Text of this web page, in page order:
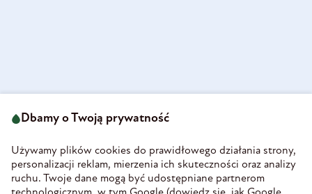
58-160 Świebodzice
REGON 890213034
INFORMACJE
Dbamy o Twoją prywatność
Używamy plików cookies do prawidłowego działania strony,
personalizacji reklam, mierzenia ich skuteczności oraz analizy
ruchu. Twoje dane mogą być udostępniane partnerom